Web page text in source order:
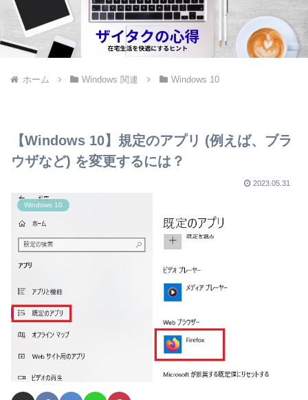
ホーム Windows 関連 Windows 10
【Windows 10】規定のアプリ (例えば、ブラ
ウザなど) を変更するには？
2023.05.31
Windows 10